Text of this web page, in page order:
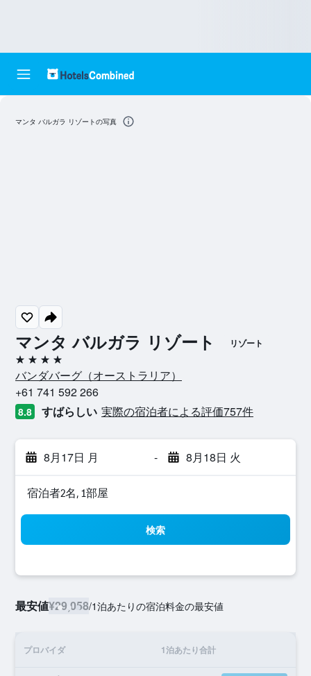
マンタ バルガラ リゾート リゾート
4つ星
バンダバーグ​（オーストラリア​）​
+61 741 592 266
8.8 すばらしい 実際の宿泊者による評価757​件
8月17日 月 - 8月18日 火
宿泊者2名, 1​部屋
検索
最安値¥29,058/1泊あたりの宿泊料金の最安値
プロバイダ 1泊あたり合計
マンタ バルガラ リゾートの写真